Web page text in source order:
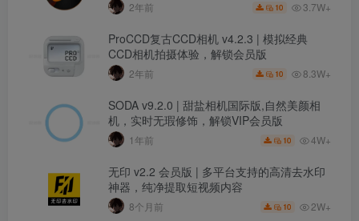
2年前 10 3.7W+
ProCCD复古CCD相机 v4.2.3 | 模拟经典
CCD相机拍摄体验，解锁会员版
2年前 10 8.3W+
SODA v9.2.0 | 甜盐相机国际版,自然美颜相
机，实时无瑕修饰，解锁VIP会员版
1年前 10 4W+
无印 v2.2 会员版 | 多平台支持的高清去水印
神器，纯净提取短视频内容
8个月前 10 2W+